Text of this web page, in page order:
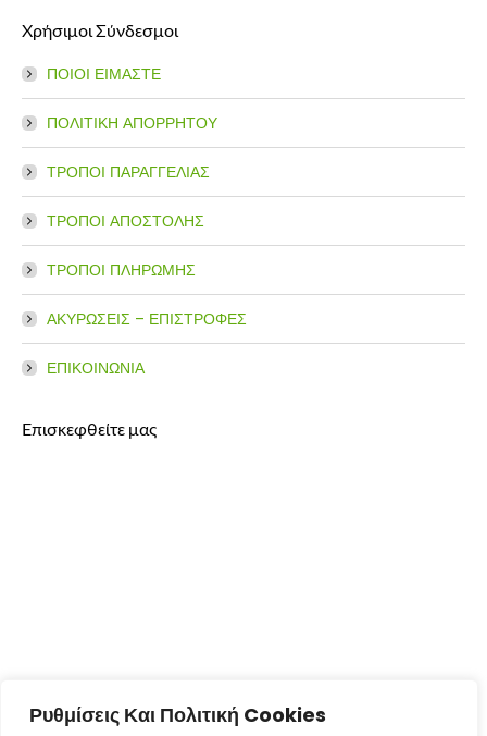
Ρυθμίσεις Και Πολιτική Cookies
Χρήσιμοι Σύνδεσμοι
ΠΟΙΟΙ ΕΙΜΑΣΤΕ
ΠΟΛΙΤΙΚΗ ΑΠΟΡΡΗΤΟΥ
ΤΡΟΠΟΙ ΠΑΡΑΓΓΕΛΙΑΣ
ΤΡΟΠΟΙ ΑΠΟΣΤΟΛΗΣ
ΤΡΟΠΟΙ ΠΛΗΡΩΜΗΣ
ΑΚΥΡΩΣΕΙΣ – ΕΠΙΣΤΡΟΦΕΣ
ΕΠΙΚΟΙΝΩΝΙΑ
Επισκεφθείτε μας